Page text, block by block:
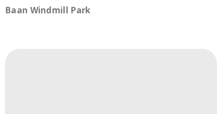
Baan Windmill Park